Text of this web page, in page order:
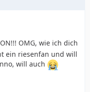
OMG, wie ich dich
ein riesenfan und will
will auch